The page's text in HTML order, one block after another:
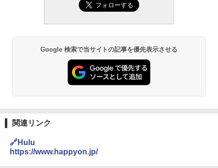
Google 検索で当サイトの記事を優先表示させる
関連リンク
🔗Hulu
https://www.happyon.jp/